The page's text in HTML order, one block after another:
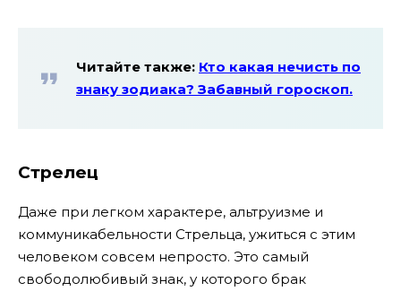
Читайте также: Кто какая нечисть по
знаку зодиака? Забавный гороскоп.
Стрелец
Даже при легком характере, альтруизме и
коммуникабельности Стрельца, ужиться с этим
человеком совсем непросто. Это самый
свободолюбивый знак, у которого брак